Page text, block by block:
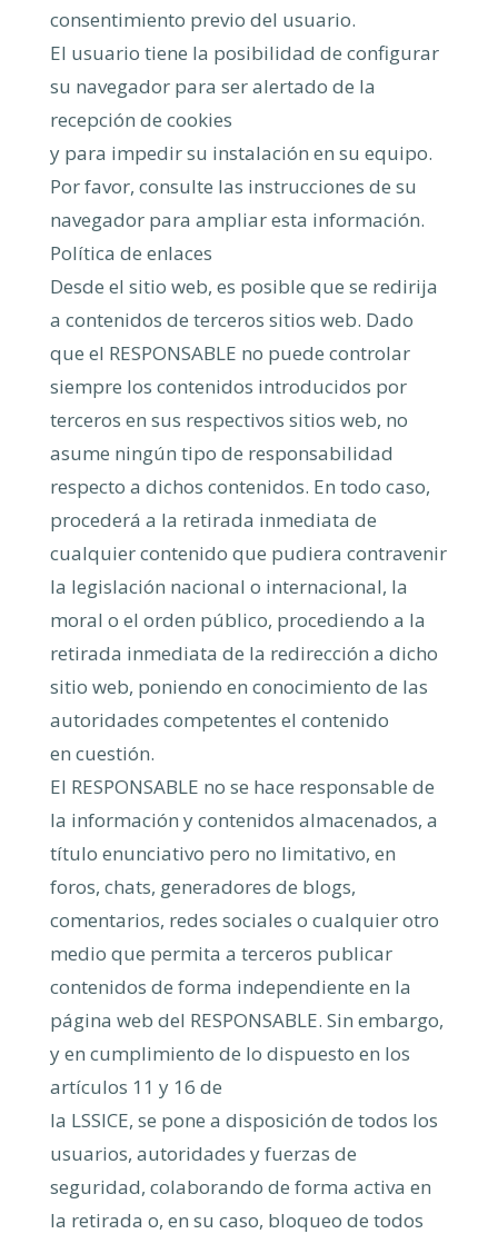
consentimiento previo del usuario.
El usuario tiene la posibilidad de configurar
su navegador para ser alertado de la
recepción de cookies
y para impedir su instalación en su equipo.
Por favor, consulte las instrucciones de su
navegador para ampliar esta información.
Política de enlaces
Desde el sitio web, es posible que se redirija
a contenidos de terceros sitios web. Dado
que el RESPONSABLE no puede controlar
siempre los contenidos introducidos por
terceros en sus respectivos sitios web, no
asume ningún tipo de responsabilidad
respecto a dichos contenidos. En todo caso,
procederá a la retirada inmediata de
cualquier contenido que pudiera contravenir
la legislación nacional o internacional, la
moral o el orden público, procediendo a la
retirada inmediata de la redirección a dicho
sitio web, poniendo en conocimiento de las
autoridades competentes el contenido
en cuestión.
El RESPONSABLE no se hace responsable de
la información y contenidos almacenados, a
título enunciativo pero no limitativo, en
foros, chats, generadores de blogs,
comentarios, redes sociales o cualquier otro
medio que permita a terceros publicar
contenidos de forma independiente en la
página web del RESPONSABLE. Sin embargo,
y en cumplimiento de lo dispuesto en los
artículos 11 y 16 de
la LSSICE, se pone a disposición de todos los
usuarios, autoridades y fuerzas de
seguridad, colaborando de forma activa en
la retirada o, en su caso, bloqueo de todos